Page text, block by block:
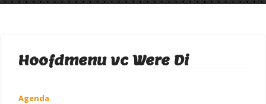
Hoofdmenu vc Were Di
Agenda